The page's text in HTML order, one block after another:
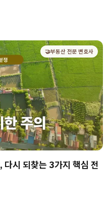
🤝부동산 전문 변호사
다시 되찾는 3가지 핵심 전